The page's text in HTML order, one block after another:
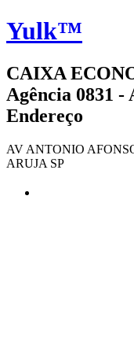
Yulk™
CAIXA
Agência 0831 -
Endereço
AV ANTONIO
ARUJA SP